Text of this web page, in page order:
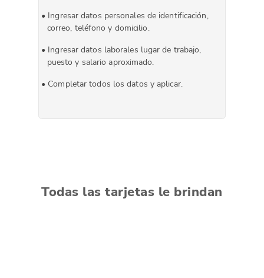
Ingresar datos personales de identificación,
correo, teléfono y domicilio.
Ingresar datos laborales lugar de trabajo,
puesto y salario aproximado.
Completar todos los datos y aplicar.
Todas las tarjetas le brindan